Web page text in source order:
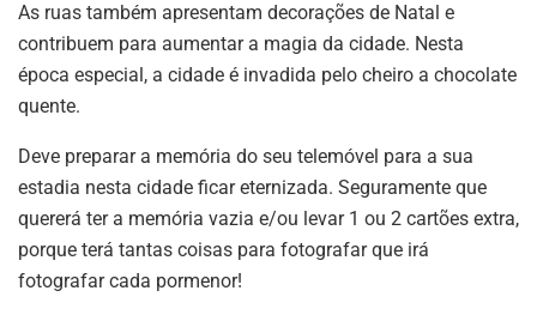
As ruas também apresentam decorações de Natal e
contribuem para aumentar a magia da cidade. Nesta
época especial, a cidade é invadida pelo cheiro a chocolate
quente.
Deve preparar a memória do seu telemóvel para a sua
estadia nesta cidade ficar eternizada. Seguramente que
quererá ter a memória vazia e/ou levar 1 ou 2 cartões extra,
porque terá tantas coisas para fotografar que irá
fotografar cada pormenor!